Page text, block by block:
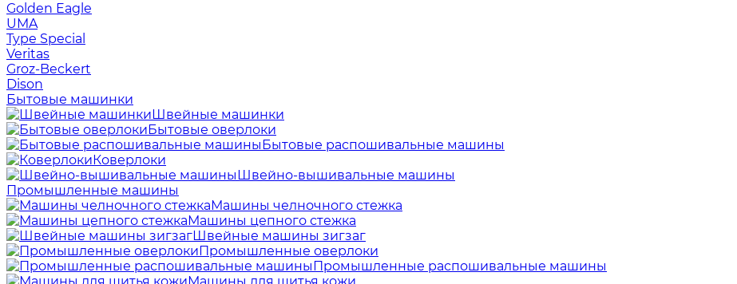
Golden Eagle
UMA
Type Special
Veritas
Groz-Beckert
Dison
Бытовые машинки
Швейные машинки
Бытовые оверлоки
Бытовые распошивальные машины
Коверлоки
Швейно-вышивальные машины
Промышленные машины
Машины челночного стежка
Машины цепного стежка
Швейные машины зигзаг
Промышленные оверлоки
Промышленные распошивальные машины